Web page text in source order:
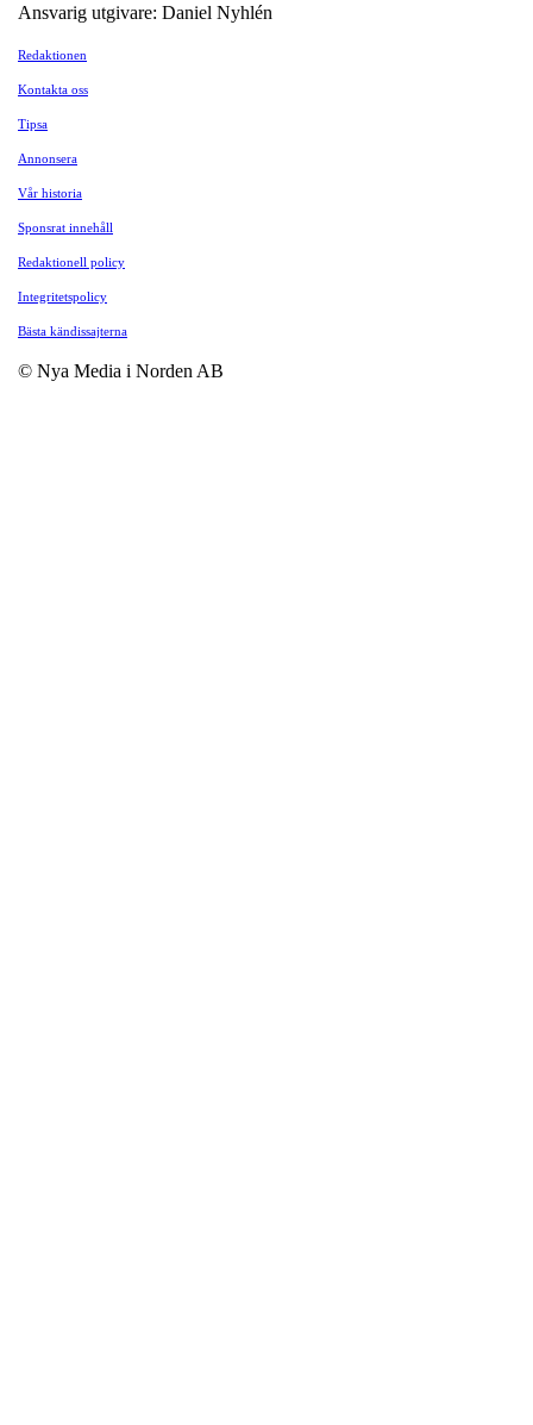
Ansvarig utgivare: Daniel Nyhlén
Redaktionen
Kontakta oss
Tipsa
Annonsera
Vår historia
Sponsrat innehåll
Redaktionell policy
Integritetspolicy
Bästa kändissajterna
© Nya Media i Norden AB